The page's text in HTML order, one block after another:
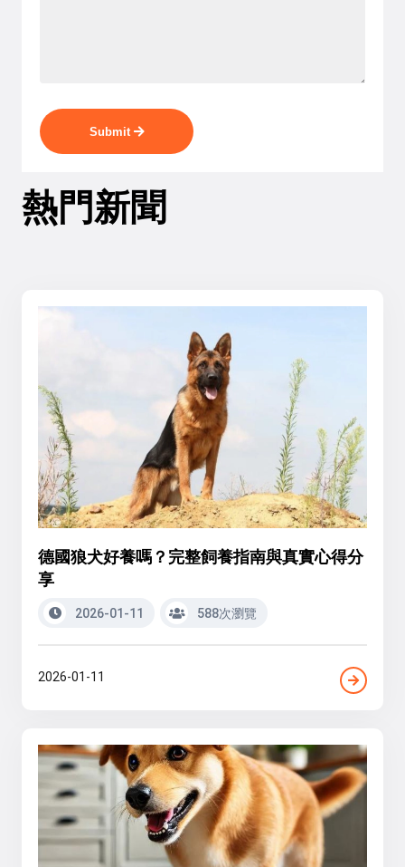
Submit
熱門新聞
德國狼犬好養嗎？完整飼養指南與真實心得分
享
2026-01-11 588次瀏覽
2026-01-11